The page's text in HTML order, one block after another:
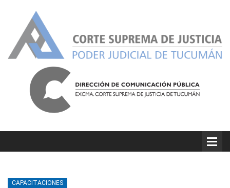
CAPACITACIONES